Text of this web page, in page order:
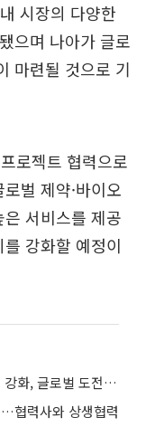
시장의 다양한
으며 나아가 글로
마련될 것으로 기
로젝트 협력으로
벌 제약·바이오
서비스를 제공
강화할 예정이
명노현 LS 부회장 “협력사와 파트너십 강화, 글로벌 도전 함께 극복”
협력사와 상생협력